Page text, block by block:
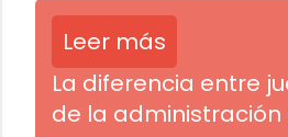
Leer más
La diferencia entre
de la administración